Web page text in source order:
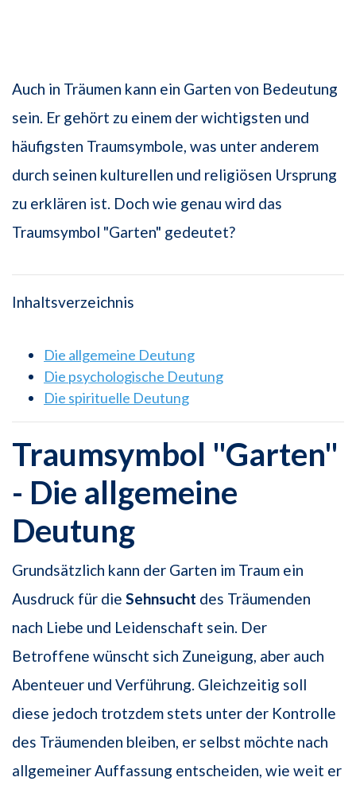
Auch in Träumen kann ein Garten von Bedeutung
sein. Er gehört zu einem der wichtigsten und
häufigsten Traumsymbole, was unter anderem
durch seinen kulturellen und religiösen Ursprung
zu erklären ist. Doch wie genau wird das
Traumsymbol "Garten" gedeutet?
Inhaltsverzeichnis
Die allgemeine Deutung
Die psychologische Deutung
Die spirituelle Deutung
Traumsymbol "Garten"
- Die allgemeine
Deutung
Grundsätzlich kann der Garten im Traum ein
Ausdruck für die Sehnsucht des Träumenden
nach Liebe und Leidenschaft sein. Der
Betroffene wünscht sich Zuneigung, aber auch
Abenteuer und Verführung. Gleichzeitig soll
diese jedoch trotzdem stets unter der Kontrolle
des Träumenden bleiben, er selbst möchte nach
allgemeiner Auffassung entscheiden, wie weit er